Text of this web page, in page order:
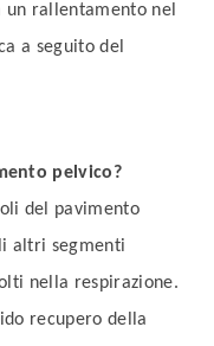
un rallentamento nel
a seguito del
pelvico?
del pavimento
altri segmenti
nella respirazione.
recupero della